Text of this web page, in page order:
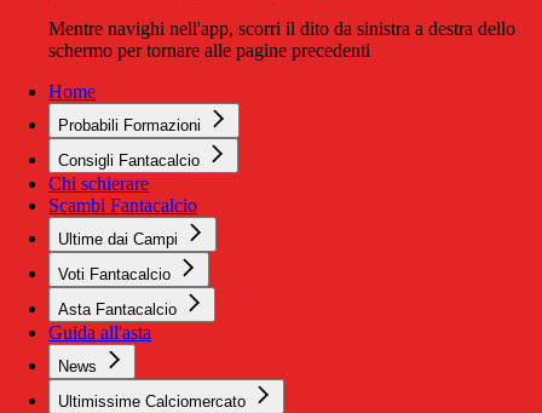
Mentre navighi nell'app, scorri il dito da sinistra a destra dello
schermo per tornare alle pagine precedenti
Home
Probabili Formazioni
Consigli Fantacalcio
Chi schierare
Scambi Fantacalcio
Ultime dai Campi
Voti Fantacalcio
Asta Fantacalcio
Guida all'asta
News
Ultimissime Calciomercato